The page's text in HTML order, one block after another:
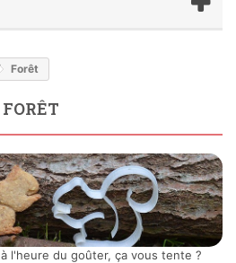
Forêt
l'heure du goûter, ça vous tente ?